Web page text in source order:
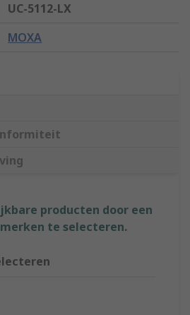
UC-5112-LX
MOXA
producten door een
te selecteren.